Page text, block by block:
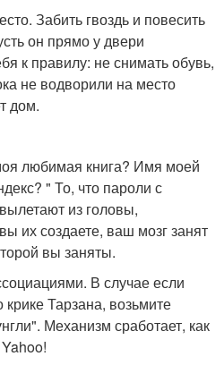
Забить гвоздь и повесить
он прямо у двери
к правилу: не снимать обувь,
не водворили на место
дом.
любимая книга? Имя моей
" То, что пароли с
из головы,
их создаете, ваш мозг занят
вы заняты.
В случае если
Тарзана, возьмите
Механизм сработает, как